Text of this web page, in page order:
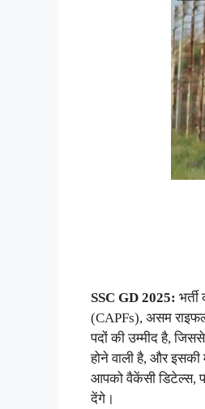
SSC GD 2025:
(CAPFs), असम
पदों की उम्मीद है,
होने वाली है, और इसकी
आपको वैकेंसी डिटेल्स,
देंगे।